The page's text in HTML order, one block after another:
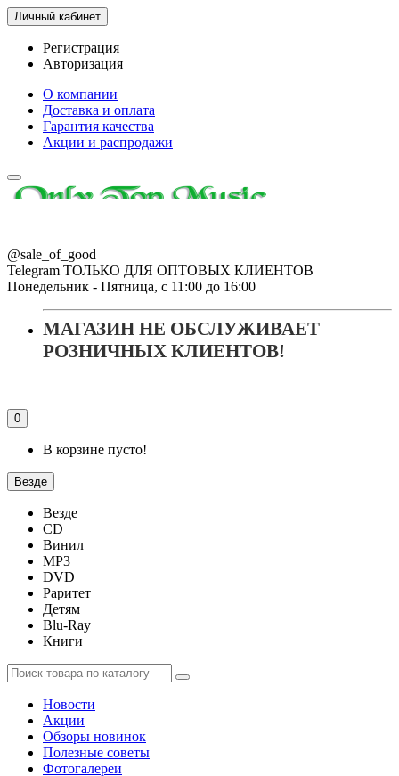
Личный кабинет
Регистрация
Авторизация
О компании
Доставка и оплата
Гарантия качества
Акции и распродажи
@sale_of_good
Telegram ТОЛЬКО ДЛЯ ОПТОВЫХ КЛИЕНТОВ
Понедельник - Пятница, с 11:00 до 16:00
МАГАЗИН НЕ ОБСЛУЖИВАЕТ
РОЗНИЧНЫХ КЛИЕНТОВ!
0
В корзине пусто!
Везде
Везде
CD
Винил
MP3
DVD
Раритет
Детям
Blu-Ray
Книги
Новости
Акции
Обзоры новинок
Полезные советы
Фотогалереи